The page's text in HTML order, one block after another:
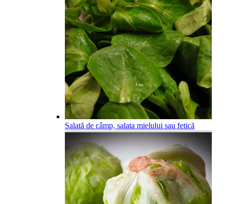
Salată de câmp, salata mielului sau fetică